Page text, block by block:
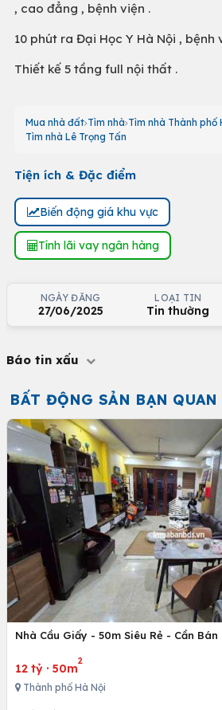
, cao đẳng , bệnh viện .
10 phút ra Đại Học Y Hà Nội , bệnh
Thiết kế 5 tầng full nội thất .
Mua nhà đất Tìm nhà Tìm nhà Thành phố
Tìm nhà Lê Trọng Tấn
Tiện ích & Đặc điểm
Biến động giá khu vực
Tính lãi vay ngân hàng
NGÀY ĐĂNG
27/06/2025
LOẠI TIN
Tin thường
Báo tin xấu
BẤT ĐỘNG SẢN BẠN QUAN
Nhà Cầu Giấy - 50m Siêu Rẻ - Cần Bán
12 tỷ · 50m
2
Thành phố Hà Nội